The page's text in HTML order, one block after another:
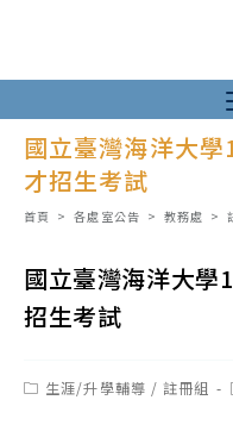
至
主
國立臺灣海洋大
才招生考試
首頁 > 各處室公告 > 教務處 >
國立臺灣海洋大學
招生考試
Post生涯/升學輔導 / 註冊組